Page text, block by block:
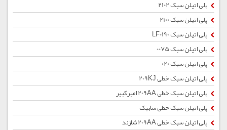
پلی اتیلن سبک 2102
پلی اتیلن سبک 2100
پلی اتیلن سبک LF0190
پلی اتیلن سبک 0075
پلی اتیلن سبک 020
پلی اتیلن سبک خطی 209KJ
پلی اتیلن سبک خطی 209AA امیرکبیر
پلی اتیلن سبک خطی سابیک
پلی اتیلن سبک خطی 209AA شازند